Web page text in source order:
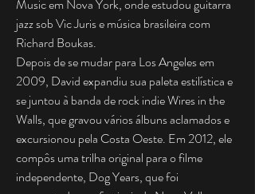
Music em Nova York, onde estudou guitarra
jazz sob Vic Juris e música brasileira com
Richard Boukas.
Depois de se mudar para Los Angeles em
2009, David expandiu sua paleta estilística e
se juntou à banda de rock indie Wires in the
Walls, que gravou vários álbuns aclamados e
excursionou pela Costa Oeste. Em 2012, ele
compôs uma trilha original para o filme
independente, Dog Years, que foi